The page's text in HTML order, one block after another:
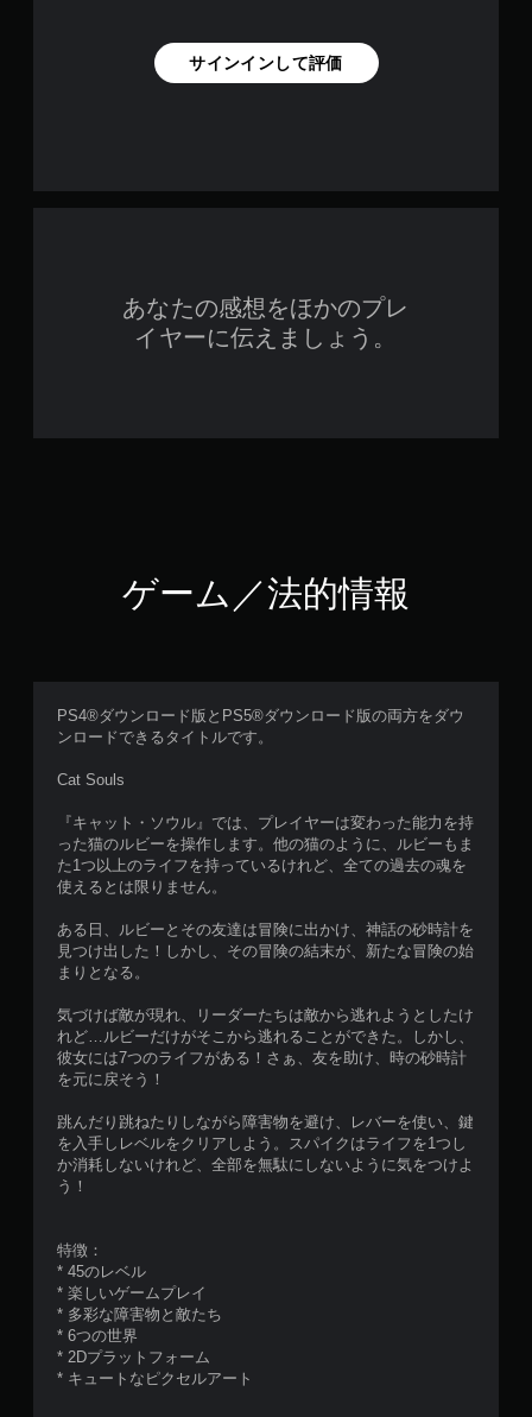
サインインして評価
あなたの感想をほかのプレ
イヤーに伝えましょう。
ゲーム／法的情報
PS4®ダウンロード版とPS5®ダウンロード版の両方をダウ
ンロードできるタイトルです。
Cat Souls
『キャット・ソウル』では、プレイヤーは変わった能力を持
った猫のルビーを操作します。他の猫のように、ルビーもま
た1つ以上のライフを持っているけれど、全ての過去の魂を
使えるとは限りません。
ある日、ルビーとその友達は冒険に出かけ、神話の砂時計を
見つけ出した！しかし、その冒険の結末が、新たな冒険の始
まりとなる。
気づけば敵が現れ、リーダーたちは敵から逃れようとしたけ
れど…ルビーだけがそこから逃れることができた。しかし、
彼女には7つのライフがある！さぁ、友を助け、時の砂時計
を元に戻そう！
跳んだり跳ねたりしながら障害物を避け、レバーを使い、鍵
を入手しレベルをクリアしよう。スパイクはライフを1つし
か消耗しないけれど、全部を無駄にしないように気をつけよ
う！
特徴：
* 45のレベル
* 楽しいゲームプレイ
* 多彩な障害物と敵たち
* 6つの世界
* 2Dプラットフォーム
* キュートなピクセルアート